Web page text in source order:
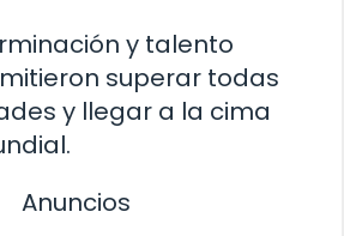
y talento
superar todas
y llegar a la cima
Anuncios